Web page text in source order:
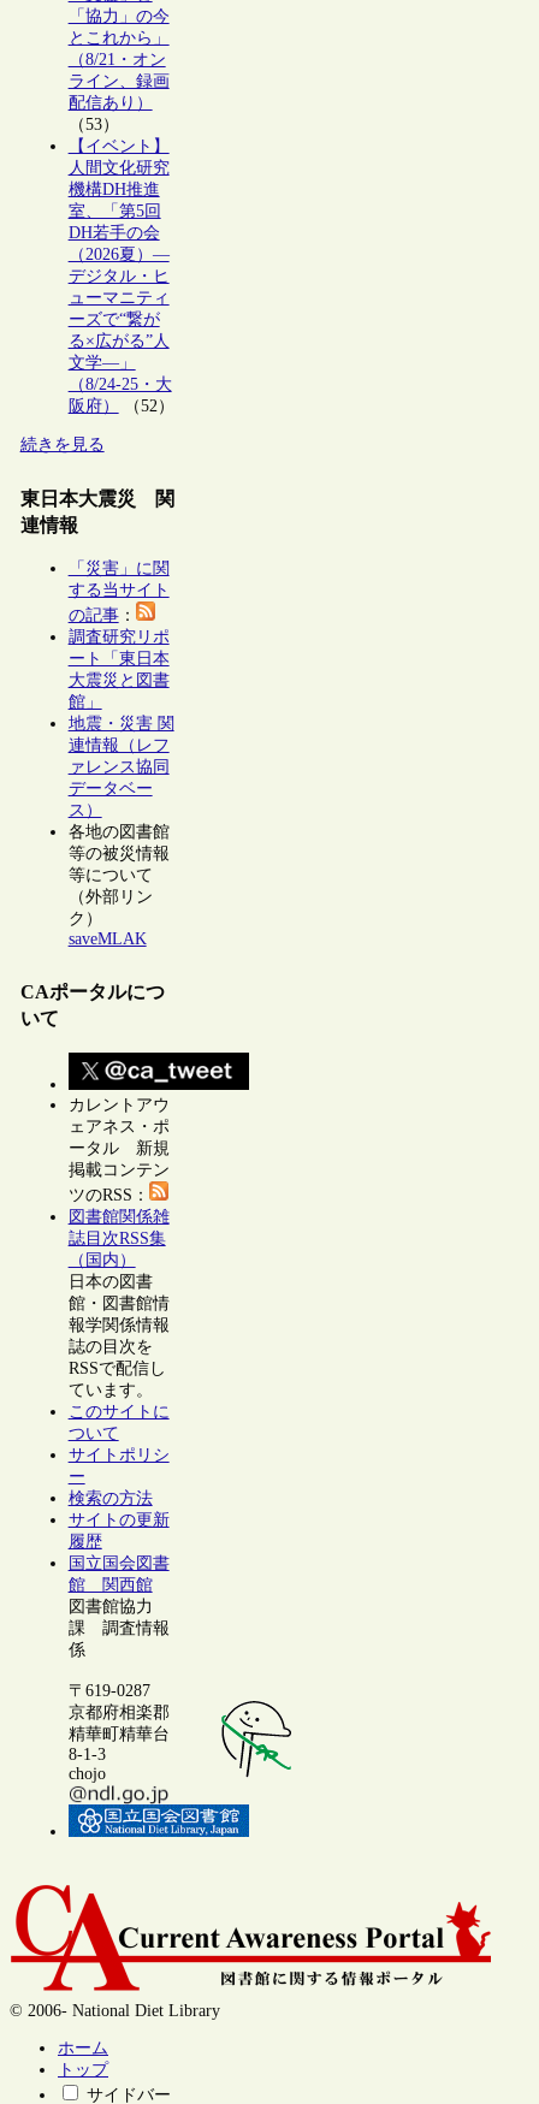
「協力」の今
とこれから」
（8/21・オン
ライン、録画
配信あり）
（53）
【イベント】
人間文化研究
機構DH推進
室、「第5回
DH若手の会
（2026夏）―
デジタル・ヒ
ューマニティ
ーズで“繋が
る×広がる”人
文学―」
（8/24-25・大
阪府）
（52）
続きを見る
東日本大震災 関
連情報
「災害」に関
する当サイト
の記事：
調査研究リポ
ート「東日本
大震災と図書
館」
地震・災害 関
連情報（レフ
ァレンス協同
データベー
ス）
各地の図書館
等の被災情報
等について
（外部リン
ク）
saveMLAK
CAポータルにつ
いて
カレントアウ
ェアネス・ポ
ータル 新規
掲載コンテン
ツのRSS：
図書館関係雑
誌目次RSS集
（国内）
日本の図書
館・図書館情
報学関係情報
誌の目次を
RSSで配信し
ています。
このサイトに
ついて
サイトポリシ
ー
検索の方法
サイトの更新
履歴
国立国会図書
館 関西館
図書館協力
課 調査情報
係
〒619-0287
京都府相楽郡
精華町精華台
8-1-3
chojo
© 2006- National Diet Library
ホーム
トップ
サイドバー